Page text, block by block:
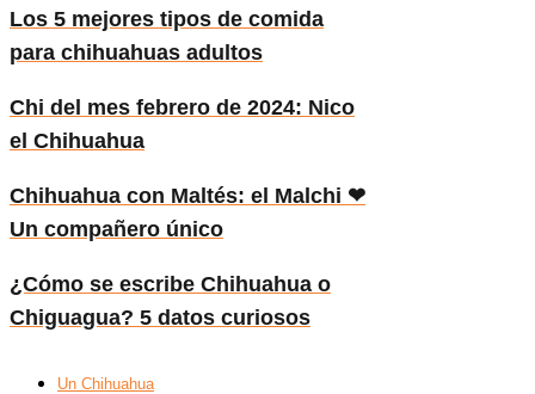
Los 5 mejores tipos de comida
para chihuahuas adultos
Chi del mes febrero de 2024: Nico
el Chihuahua
Chihuahua con Maltés: el Malchi ❤
Un compañero único
¿Cómo se escribe Chihuahua o
Chiguagua? 5 datos curiosos
Un Chihuahua